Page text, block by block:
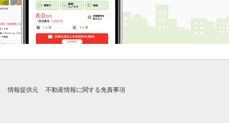
情報提供元 不動産情報に関する免責事項